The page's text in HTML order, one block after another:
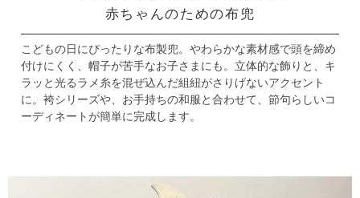
赤ちゃんのための布兜
こどもの日にぴったりな布製兜。 やわらかな素材感で頭を締め
付けにくく、帽子が苦手なお子さまにも。 立体的な飾りと、キ
ラッと光るラメ糸を混ぜ込んだ組紐がさりげないアクセント
に。 袴シリーズや、お手持ちの和服と合わせて、節句らしいコ
ーディネートが簡単に完成します。